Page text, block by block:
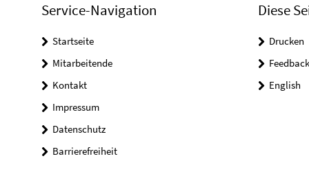
Service-Navigation
Startseite
Mitarbeitende
Kontakt
Impressum
Datenschutz
Barrierefreiheit
Diese
Drucken
Feedback
English